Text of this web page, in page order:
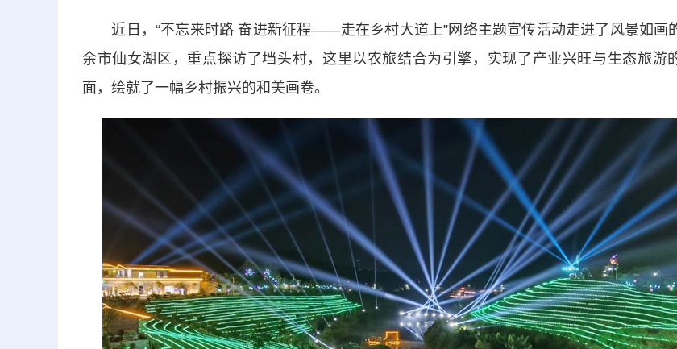
近日，“不忘来时路 奋进新征程——走在乡村大道上”网络主题宣传活动走进了风景如画
余市仙女湖区，重点探访了垱头村，这里以农旅结合为引擎，实现了产业兴旺与生态旅游
面，绘就了一幅乡村振兴的和美画卷。